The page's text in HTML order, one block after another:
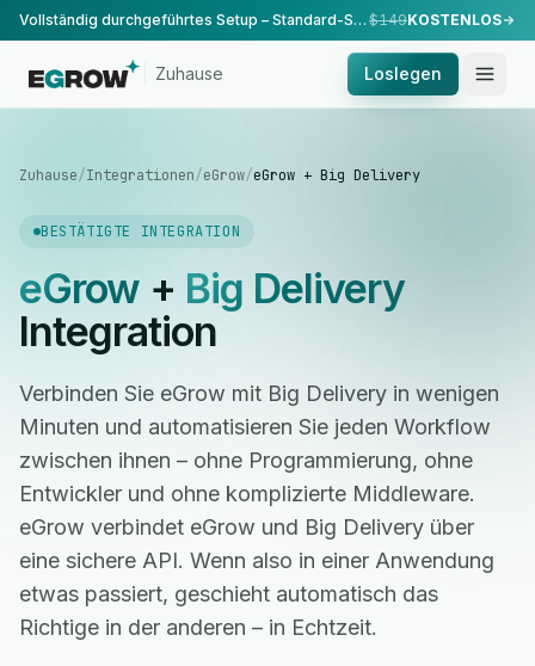
Vollständig durchgeführtes Setup – Standard-Setup, durchgeführt von unserem Team. $149KOSTENLOS
Zuhause Loslegen
Zuhause/Integrationen/eGrow/eGrow + Big Delivery
BESTÄTIGTE INTEGRATION
eGrow+ Big Delivery
Integration
Verbinden Sie eGrow mit Big Delivery in wenigen
Minuten und automatisieren Sie jeden Workflow
zwischen ihnen – ohne Programmierung, ohne
Entwickler und ohne komplizierte Middleware.
eGrow verbindet eGrow und Big Delivery über
eine sichere API. Wenn also in einer Anwendung
etwas passiert, geschieht automatisch das
Richtige in der anderen – in Echtzeit.